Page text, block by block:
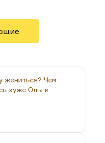
Но выглядит
развенчание
жениться? Чем
хуже Ольги